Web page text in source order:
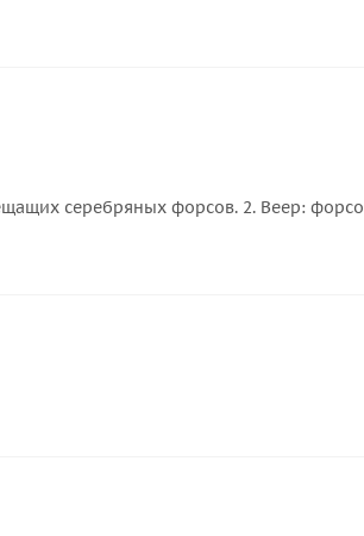
серебряных форсов. 2. Веер: